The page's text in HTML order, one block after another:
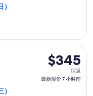
价
小
前
$345
往
返,
$345
往返
最新报价 7 小时前
）从芝加哥前往尤金